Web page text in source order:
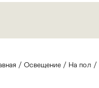
/ Освещение / На пол /